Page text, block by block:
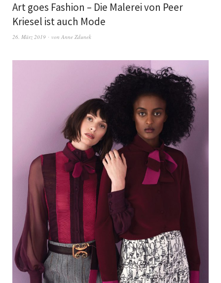
Art goes Fashion – Die Malerei von Peer
Kriesel ist auch Mode
26. März 2019 von Anne Zdunek